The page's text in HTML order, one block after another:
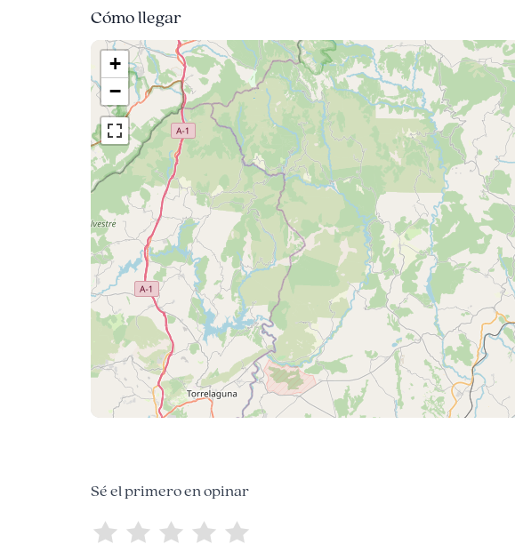
Cómo llegar
+
−
Sé el primero en opinar